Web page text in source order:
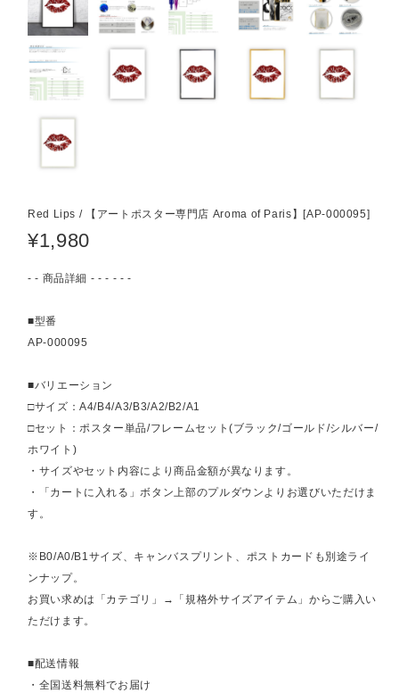
Red Lips / 【アートポスター専門店 Aroma of Paris】[AP-000095]
¥1,980
- - 商品詳細 - - - - - -
■型番
AP-000095
■バリエーション
□サイズ：A4/B4/A3/B3/A2/B2/A1
□セット：ポスター単品/フレームセット(ブラック/ゴールド/シルバー/
ホワイト)
・サイズやセット内容により商品金額が異なります。
・「カートに入れる」ボタン上部のプルダウンよりお選びいただけま
す。
※B0/A0/B1サイズ、キャンバスプリント、ポストカードも別途ライ
ンナップ。
お買い求めは「カテゴリ」→「規格外サイズアイテム」からご購入い
ただけます。
■配送情報
・全国送料無料でお届け